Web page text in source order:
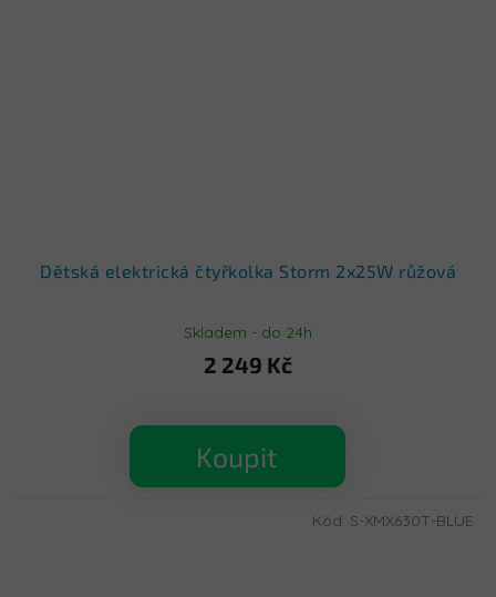
Dětská elektrická čtyřkolka Storm 2x25W růžová
Skladem - do 24h
2 249 Kč
Koupit
Kód: S-XMX630T-BLUE